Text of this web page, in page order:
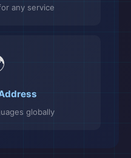
any service
globally